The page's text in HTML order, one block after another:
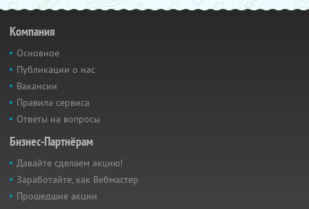
Компания
Основное
Публикации о нас
Вакансии
Правила сервиса
Ответы на вопросы
Бизнес-Партнёрам
Давайте сделаем акцию!
Заработайте, как Вебмастер
Прошедшие акции